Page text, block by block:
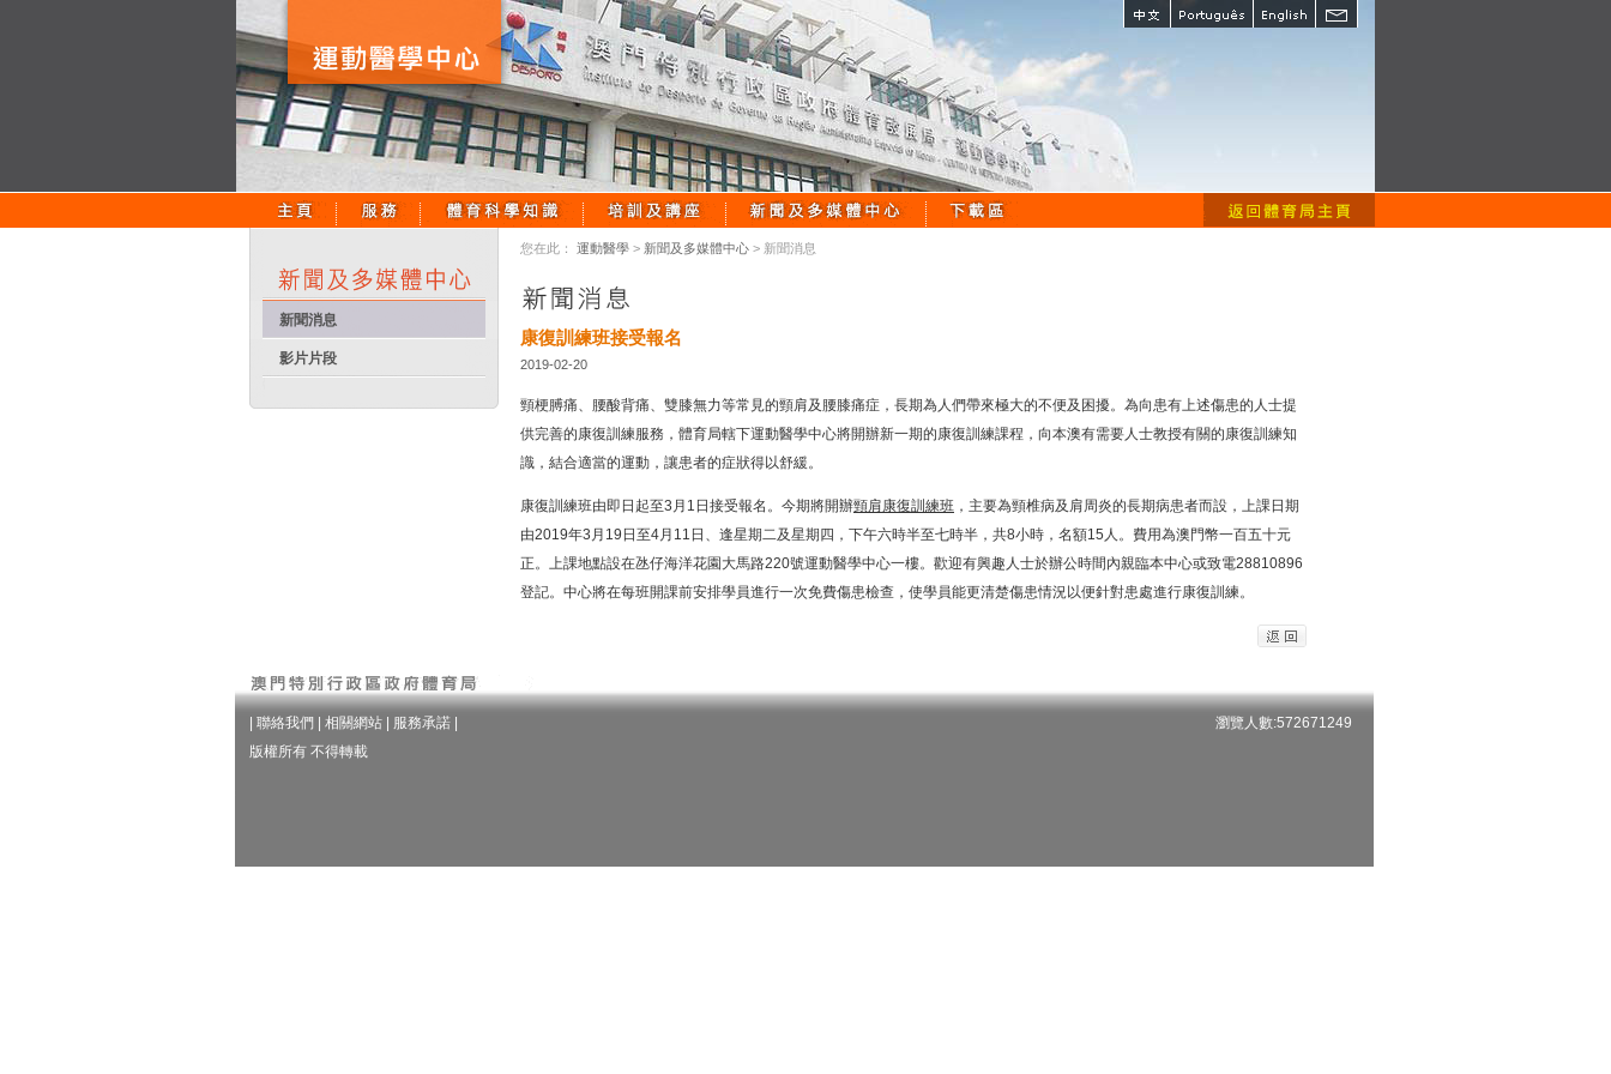
新聞消息
影片片段
您在此： 運動醫學 > 新聞及多媒體中心 > 新聞消息
康復訓練班接受報名
2019-02-20
頸梗膊痛、腰酸背痛、雙膝無力等常見的頸肩及腰膝痛症，長期為人們帶來極大的不便及困擾。為向患有上述傷患的人士提
供完善的康復訓練服務，體育局轄下運動醫學中心將開辦新一期的康復訓練課程，向本澳有需要人士教授有關的康復訓練知
識，結合適當的運動，讓患者的症狀得以舒緩。
康復訓練班由即日起至3月1日接受報名。今期將開辦頸肩康復訓練班 ，主要為頸椎病及肩周炎的長期病患者而設，上課日期
由2019年3月19日至4月11日、逢星期二及星期四，下午六時半至七時半，共8小時，名額15人。費用為澳門幣一百五十元
正。上課地點設在氹仔海洋花園大馬路220號運動醫學中心一樓。歡迎有興趣人士於辦公時間內親臨本中心或致電28810896
登記。中心將在每班開課前安排學員進行一次免費傷患檢查，使學員能更清楚傷患情況以便針對患處進行康復訓練。
聯絡我們 相關網站 服務承諾
版權所有 不得轉載
瀏覽人數:572671249